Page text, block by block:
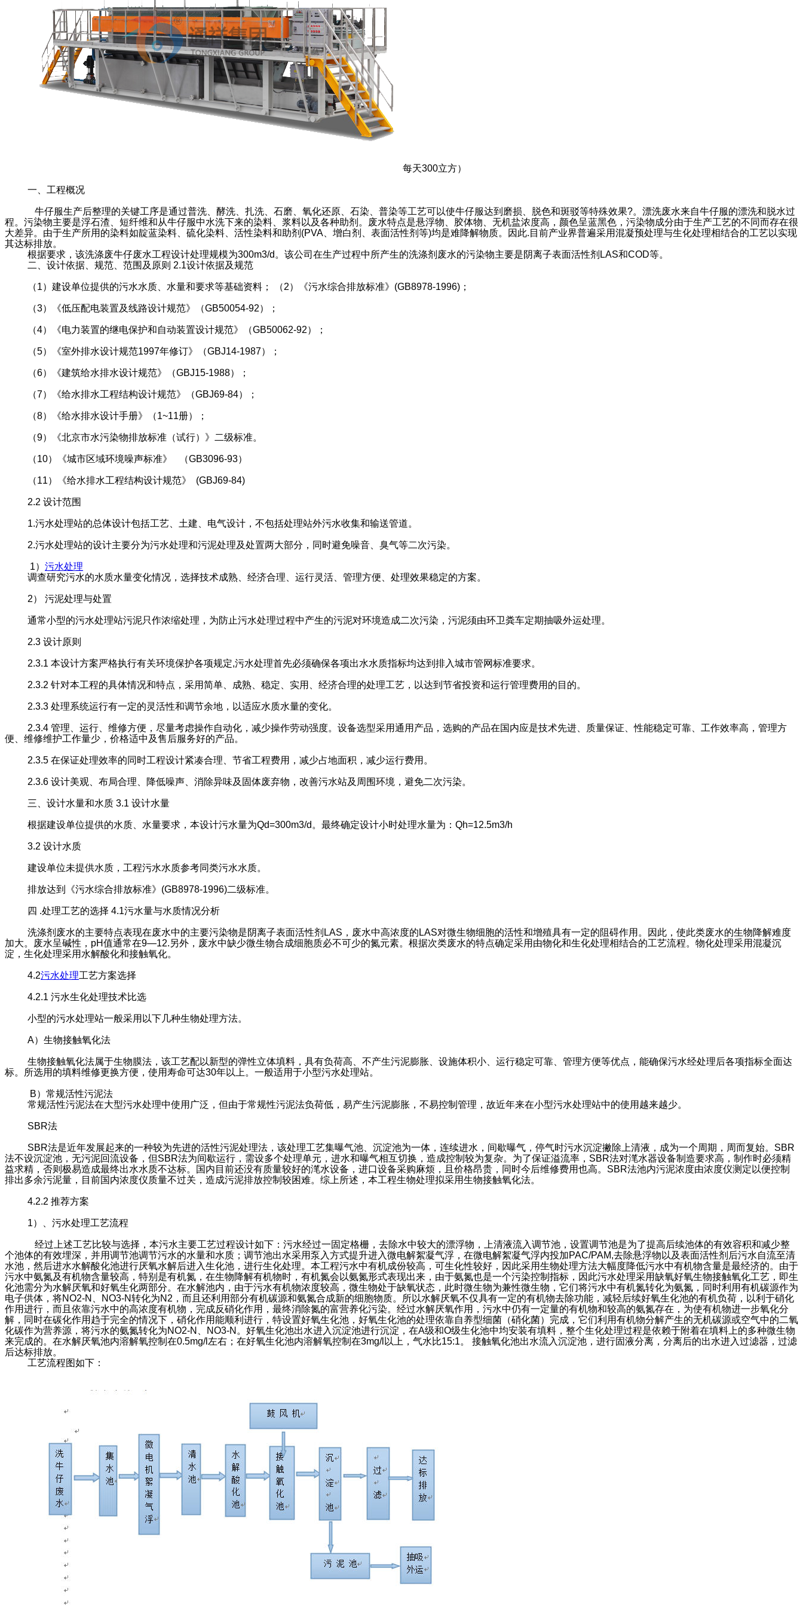
每天300立方）
一、工程概况
牛仔服生产后整理的关键工序是通过普洗、酵洗、扎洗、石磨、氧化还原、石染、普染等工艺可以使牛仔服达到磨损、脱色和斑驳等特殊效果?。漂洗废水来自牛仔服的漂洗和脱水过
程。污染物主要是浮石渣、短纤维和从牛仔服中水洗下来的染料、浆料以及各种助剂。废水特点是悬浮物、胶体物、无机盐浓度高，颜色呈蓝黑色，污染物成分由于生产工艺的不同而存在很
大差异。由于生产所用的染料如靛蓝染料、硫化染料、活性染料和助剂(PVA、增白剂、表面活性剂等)均是难降解物质。因此.目前产业界普遍采用混凝预处理与生化处理相结合的工艺以实现
其达标排放。
根据要求，该洗涤废牛仔废水工程设计处理规模为300m3/d。该公司在生产过程中所产生的洗涤剂废水的污染物主要是阴离子表面活性剂LAS和COD等。
二、设计依据、规范、范围及原则 2.1设计依据及规范
（1）建设单位提供的污水水质、水量和要求等基础资料； （2）《污水综合排放标准》(GB8978-1996)；
（3）《低压配电装置及线路设计规范》（GB50054-92）；
（4）《电力装置的继电保护和自动装置设计规范》（GB50062-92）；
（5）《室外排水设计规范1997年修订》（GBJ14-1987）；
（6）《建筑给水排水设计规范》（GBJ15-1988）；
（7）《给水排水工程结构设计规范》（GBJ69-84）；
（8）《给水排水设计手册》（1~11册）；
（9）《北京市水污染物排放标准（试行）》二级标准。
（10）《城市区域环境噪声标准》 （GB3096-93）
（11）《给水排水工程结构设计规范》 (GBJ69-84)
2.2 设计范围
1.污水处理站的总体设计包括工艺、土建、电气设计，不包括处理站外污水收集和输送管道。
2.污水处理站的设计主要分为污水处理和污泥处理及处置两大部分，同时避免噪音、臭气等二次污染。
1）污水处理
调查研究污水的水质水量变化情况，选择技术成熟、经济合理、运行灵活、管理方便、处理效果稳定的方案。
2） 污泥处理与处置
通常小型的污水处理站污泥只作浓缩处理，为防止污水处理过程中产生的污泥对环境造成二次污染，污泥须由环卫粪车定期抽吸外运处理。
2.3 设计原则
2.3.1 本设计方案严格执行有关环境保护各项规定,污水处理首先必须确保各项出水水质指标均达到排入城市管网标准要求。
2.3.2 针对本工程的具体情况和特点，采用简单、成熟、稳定、实用、经济合理的处理工艺，以达到节省投资和运行管理费用的目的。
2.3.3 处理系统运行有一定的灵活性和调节余地，以适应水质水量的变化。
2.3.4 管理、运行、维修方便，尽量考虑操作自动化，减少操作劳动强度。设备选型采用通用产品，选购的产品在国内应是技术先进、质量保证、性能稳定可靠、工作效率高，管理方
便、维修维护工作量少，价格适中及售后服务好的产品。
2.3.5 在保证处理效率的同时工程设计紧凑合理、节省工程费用，减少占地面积，减少运行费用。
2.3.6 设计美观、布局合理、降低噪声、消除异味及固体废弃物，改善污水站及周围环境，避免二次污染。
三、设计水量和水质 3.1 设计水量
根据建设单位提供的水质、水量要求，本设计污水量为Qd=300m3/d。最终确定设计小时处理水量为：Qh=12.5m3/h
3.2 设计水质
建设单位未提供水质，工程污水水质参考同类污水水质。
排放达到《污水综合排放标准》(GB8978-1996)二级标准。
四 .处理工艺的选择 4.1污水量与水质情况分析
洗涤剂废水的主要特点表现在废水中的主要污染物是阴离子表面活性剂LAS，废水中高浓度的LAS对微生物细胞的活性和增殖具有一定的阻碍作用。因此，使此类废水的生物降解难度
加大。废水呈碱性，pH值通常在9—12.另外，废水中缺少微生物合成细胞质必不可少的氮元素。根据次类废水的特点确定采用由物化和生化处理相结合的工艺流程。物化处理采用混凝沉
淀，生化处理采用水解酸化和接触氧化。
4.2污水处理工艺方案选择
4.2.1 污水生化处理技术比选
小型的污水处理站一般采用以下几种生物处理方法。
A）生物接触氧化法
生物接触氧化法属于生物膜法，该工艺配以新型的弹性立体填料，具有负荷高、不产生污泥膨胀、设施体积小、运行稳定可靠、管理方便等优点，能确保污水经处理后各项指标全面达
标。所选用的填料维修更换方便，使用寿命可达30年以上。一般适用于小型污水处理站。
B）常规活性污泥法
常规活性污泥法在大型污水处理中使用广泛，但由于常规性污泥法负荷低，易产生污泥膨胀，不易控制管理，故近年来在小型污水处理站中的使用越来越少。
SBR法
SBR法是近年发展起来的一种较为先进的活性污泥处理法，该处理工艺集曝气池、沉淀池为一体，连续进水，间歇曝气，停气时污水沉淀撇除上清液，成为一个周期，周而复始。SBR
法不设沉淀池，无污泥回流设备，但SBR法为间歇运行，需设多个处理单元，进水和曝气相互切换，造成控制较为复杂。为了保证溢流率，SBR法对滗水器设备制造要求高，制作时必须精
益求精，否则极易造成最终出水水质不达标。国内目前还没有质量较好的滗水设备，进口设备采购麻烦，且价格昂贵，同时今后维修费用也高。SBR法池内污泥浓度由浓度仪测定以便控制
排出多余污泥量，目前国内浓度仪质量不过关，造成污泥排放控制较困难。综上所述，本工程生物处理拟采用生物接触氧化法。
4.2.2 推荐方案
1）、污水处理工艺流程
经过上述工艺比较与选择，本污水主要工艺过程设计如下：污水经过一固定格栅，去除水中较大的漂浮物，上清液流入调节池，设置调节池是为了提高后续池体的有效容积和减少整
个池体的有效埋深，并用调节池调节污水的水量和水质；调节池出水采用泵入方式提升进入微电解絮凝气浮，在微电解絮凝气浮内投加PAC/PAM,去除悬浮物以及表面活性剂后污水自流至清
水池，然后进水水解酸化池进行厌氧水解后进入生化池，进行生化处理。本工程污水中有机成份较高，可生化性较好，因此采用生物处理方法大幅度降低污水中有机物含量是最经济的。由于
污水中氨氮及有机物含量较高，特别是有机氮，在生物降解有机物时，有机氮会以氨氮形式表现出来，由于氨氮也是一个污染控制指标，因此污水处理采用缺氧好氧生物接触氧化工艺，即生
化池需分为水解厌氧和好氧生化两部分。在水解池内，由于污水有机物浓度较高，微生物处于缺氧状态，此时微生物为兼性微生物，它们将污水中有机氮转化为氨氮，同时利用有机碳源作为
电子供体，将NO2-N、NO3-N转化为N2，而且还利用部分有机碳源和氨氮合成新的细胞物质。所以水解厌氧不仅具有一定的有机物去除功能，减轻后续好氧生化池的有机负荷，以利于硝化
作用进行，而且依靠污水中的高浓度有机物，完成反硝化作用，最终消除氮的富营养化污染。经过水解厌氧作用，污水中仍有一定量的有机物和较高的氨氮存在，为使有机物进一步氧化分
解，同时在碳化作用趋于完全的情况下，硝化作用能顺利进行，特设置好氧生化池，好氧生化池的处理依靠自养型细菌（硝化菌）完成，它们利用有机物分解产生的无机碳源或空气中的二氧
化碳作为营养源，将污水的氨氮转化为NO2-N、NO3-N。好氧生化池出水进入沉淀池进行沉淀，在A级和O级生化池中均安装有填料，整个生化处理过程是依赖于附着在填料上的多种微生物
来完成的。在水解厌氧池内溶解氧控制在0.5mg/l左右；在好氧生化池内溶解氧控制在3mg/l以上，气水比15:1。 接触氧化池出水流入沉淀池，进行固液分离，分离后的出水进入过滤器，过滤
后达标排放。
工艺流程图如下：